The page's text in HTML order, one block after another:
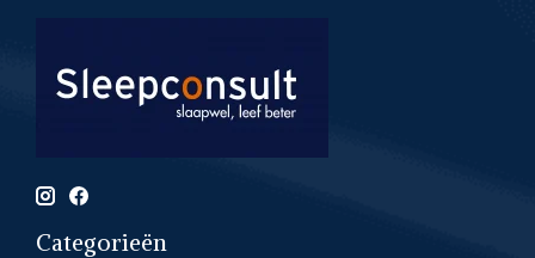
Categorieën